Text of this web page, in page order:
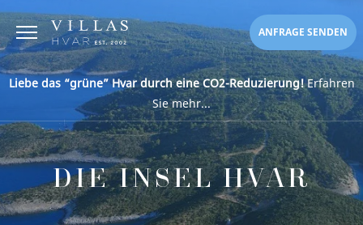
ANFRAGE SENDEN
Liebe das “grüne” Hvar durch eine CO2-Reduzierung!Erfahren
Sie mehr...
DIE INSEL HVAR